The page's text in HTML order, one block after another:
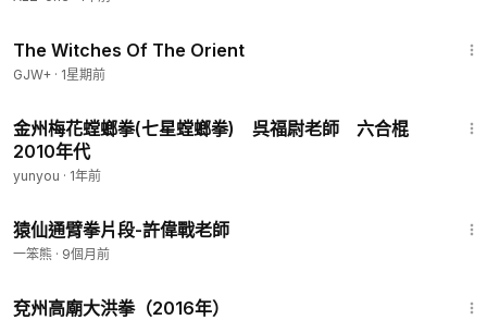
The Witches Of The Orient
GJW+ · 1星期前
金州梅花螳螂拳(七星螳螂拳) 呉福尉老師 六合棍
2010年代
yunyou · 1年前
猿仙通臂拳片段-許偉戰老師
一笨熊 · 9個月前
兗州高廟大洪拳（2016年）